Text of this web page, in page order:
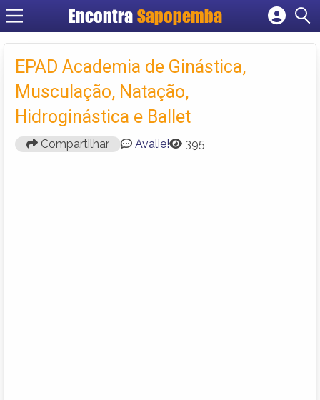
Encontra Sapopemba
Cadastrar empresa
Criar conta
EPAD Academia de Ginástica,
Musculação, Natação,
Hidroginástica e Ballet
Compartilhar Avalie! 395